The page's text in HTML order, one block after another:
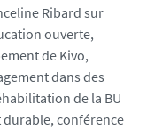
Ribard sur
ouverte,
de Kivo,
dans des
de la BU
conférence